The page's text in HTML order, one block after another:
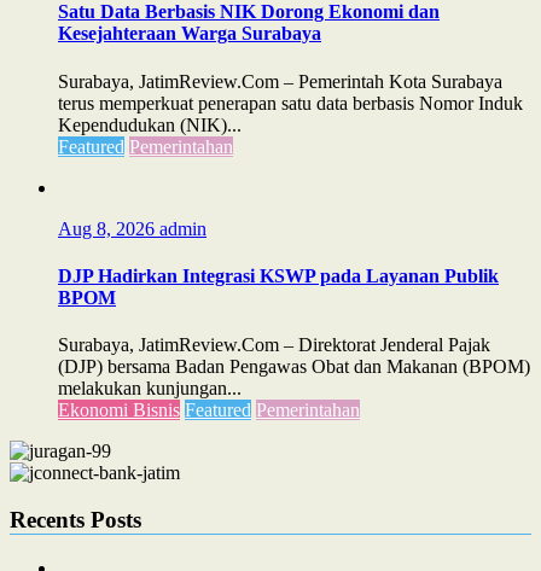
Satu Data Berbasis NIK Dorong Ekonomi dan
Kesejahteraan Warga Surabaya
Surabaya, JatimReview.Com – Pemerintah Kota Surabaya
terus memperkuat penerapan satu data berbasis Nomor Induk
Kependudukan (NIK)...
Featured Pemerintahan
Aug 8, 2026 admin
DJP Hadirkan Integrasi KSWP pada Layanan Publik
BPOM
Surabaya, JatimReview.Com – Direktorat Jenderal Pajak
(DJP) bersama Badan Pengawas Obat dan Makanan (BPOM)
melakukan kunjungan...
Ekonomi Bisnis Featured Pemerintahan
Recents Posts